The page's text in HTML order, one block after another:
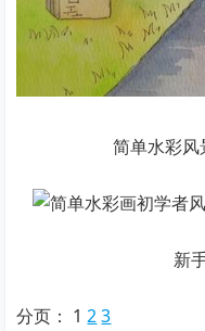
简单水彩风
新
分页： 1 2 3